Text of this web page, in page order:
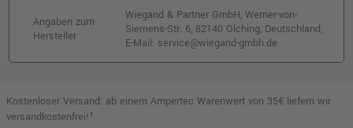
Angaben zum
Hersteller
Wiegand & Partner GmbH, Werner-von-
Siemens-Str. 6, 82140 Olching, Deutschland,
E-Mail: service@wiegand-gmbh.de
Kostenloser Versand: ab einem Ampertec Warenwert von 35€ liefern wir
versandkostenfrei!¹